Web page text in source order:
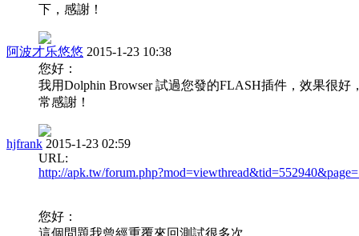
下，感謝！
阿波才乐悠悠 2015-1-23 10:38
您好：
我用Dolphin Browser 試過您發的FLASH插件，效果很
常感謝！
hjfrank 2015-1-23 02:59
URL:
http://apk.tw/
您好：
這個問題我曾經重覆來回測試很多次,